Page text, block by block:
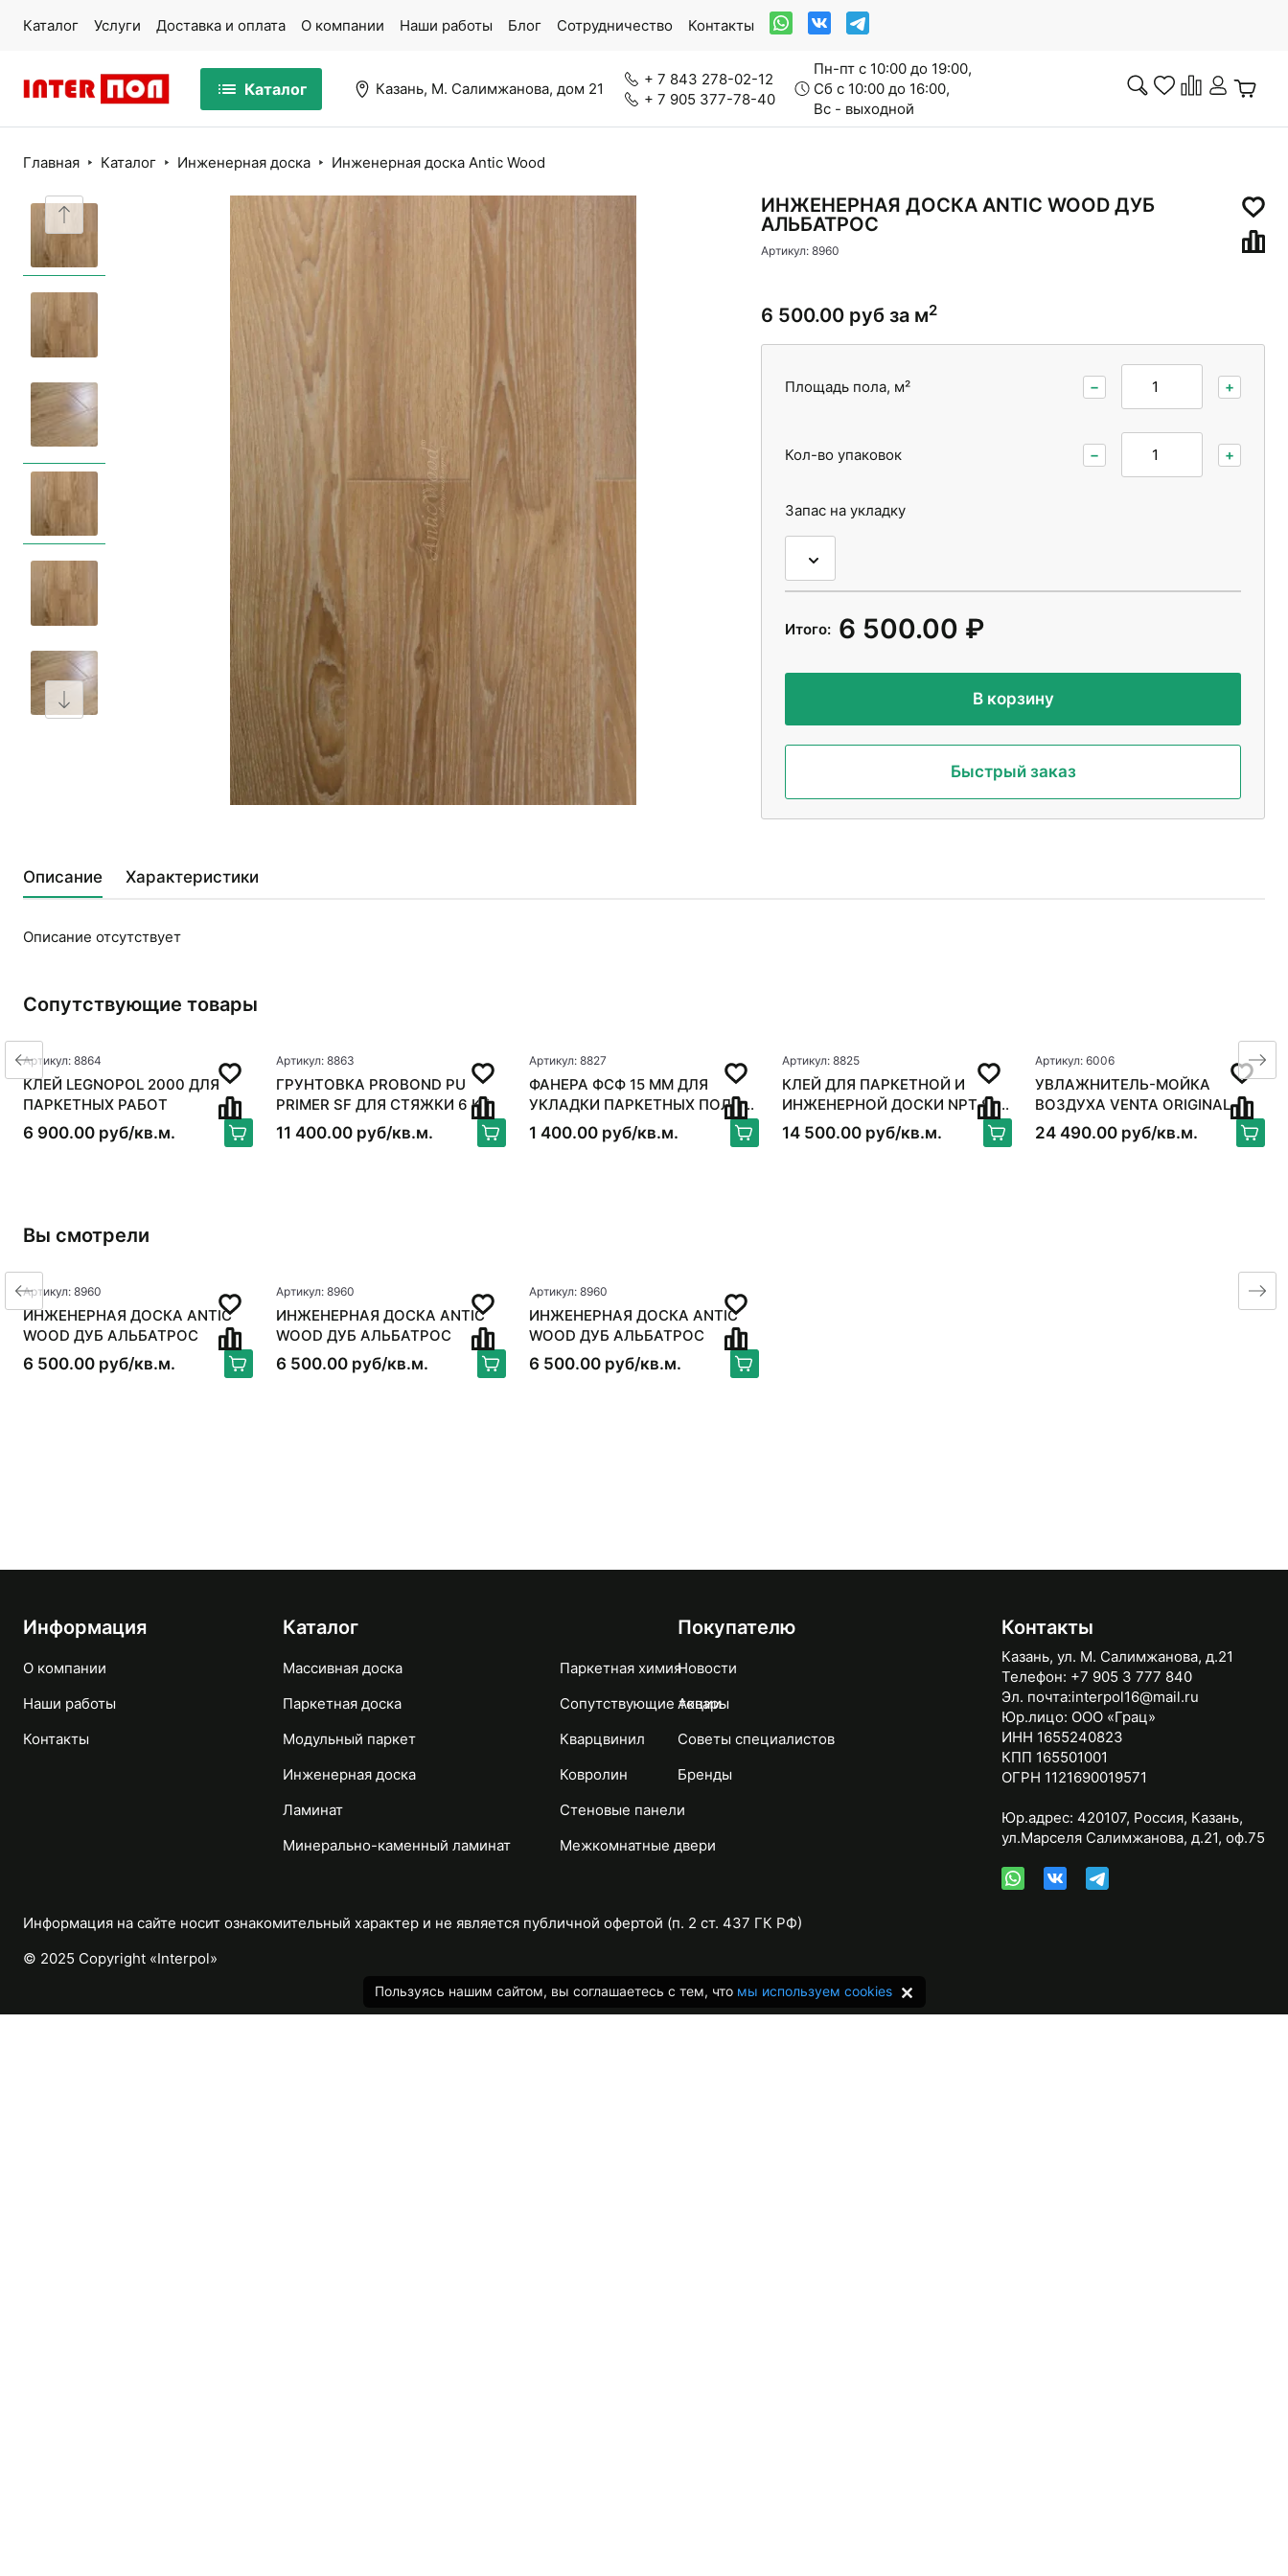
Каталог Услуги Доставка и оплата О компании Наши работы Блог Сотрудничество Контакты
Каталог Казань, М. Салимжанова, дом 21
+ 7 843 278-02-12
+ 7 905 377-78-40
Пн-пт с 10:00 до 19:00,
Сб с 10:00 до 16:00,
Вс - выходной
Паркетная доска Модульный паркет Инженерная доска
Паркетная химия
Ковролин Межкомнатные двери
Главная Каталог Инженерная доска Инженерная доска Antic Wood
ИНЖЕНЕРНАЯ ДОСКА ANTIC WOOD ДУБ
АЛЬБАТРОС
Артикул: 8960
6 500.00 руб за м2
Площадь пола, м² − +
Кол-во упаковок − +
Запас на укладку
Итого: 6 500.00 ₽
В корзину
Быстрый заказ
Описание Характеристики
Описание отсутствует
Сопутствующие товары
Артикул: 8864
КЛЕЙ LEGNOPOL 2000 ДЛЯ
ПАРКЕТНЫХ РАБОТ
6 900.00 руб/кв.м.
Артикул: 8863
ГРУНТОВКА PROBOND PU
PRIMER SF ДЛЯ СТЯЖКИ 6 КГ
11 400.00 руб/кв.м.
Артикул: 8827
ФАНЕРА ФСФ 15 ММ ДЛЯ
УКЛАДКИ ПАРКЕТНЫХ ПОЛОВ
250*250ММ
1 400.00 руб/кв.м.
Артикул: 8825
КЛЕЙ ДЛЯ ПАРКЕТНОЙ И
ИНЖЕНЕРНОЙ ДОСКИ NPT S-
BOND FLEX
14 500.00 руб/кв.м.
Артикул: 6006
УВЛАЖНИТЕЛЬ-МОЙКА
ВОЗДУХА VENTA ORIGINAL
LW15, БЕЛЫЙ
24 490.00 руб/кв.м.
Вы смотрели
Артикул: 8960
ИНЖЕНЕРНАЯ ДОСКА ANTIC
WOOD ДУБ АЛЬБАТРОС
6 500.00 руб/кв.м.
Артикул: 8960
ИНЖЕНЕРНАЯ ДОСКА ANTIC
WOOD ДУБ АЛЬБАТРОС
6 500.00 руб/кв.м.
Артикул: 8960
ИНЖЕНЕРНАЯ ДОСКА ANTIC
WOOD ДУБ АЛЬБАТРОС
6 500.00 руб/кв.м.
Информация
О компании
Наши работы
Контакты
Каталог
Массивная доска
Паркетная доска
Модульный паркет
Инженерная доска
Ламинат
Минерально-каменный ламинат
Паркетная химия
Сопутствующие товары
Кварцвинил
Ковролин
Стеновые панели
Межкомнатные двери
Покупателю
Новости
Акции
Советы специалистов
Бренды
Контакты
Казань, ул. М. Салимжанова, д.21
Телефон: +7 905 3 777 840
Эл. почта:interpol16@mail.ru
Юр.лицо: ООО «Грац»
ИНН 1655240823
КПП 165501001
ОГРН 1121690019571
Юр.адрес: 420107, Россия, Казань,
ул.Марселя Салимжанова, д.21, оф.75
Информация на сайте носит ознакомительный характер и не является публичной офертой (п. 2 ст. 437 ГК РФ)
© 2025 Copyright «Interpol»
Пользуясь нашим сайтом, вы соглашаетесь с тем, что мы используем cookies